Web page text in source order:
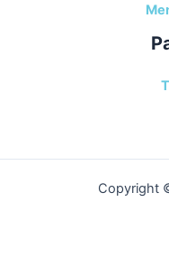
Copyright